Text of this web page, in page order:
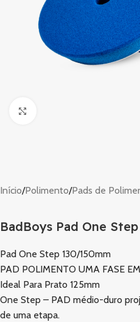
Início/Polimento/Pads de
BadBoys Pad One
Pad One Step 130/150mm
PAD POLIMENTO UMA FASE
Ideal Para Prato 125mm
One Step – PAD médio-duro
de uma etapa.